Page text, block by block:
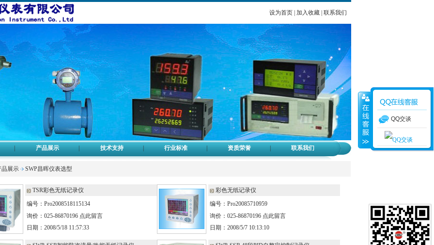
设为首页| 加入收藏| 联系我们
2
产品展示 技术支持 行业标准 资质荣誉 联系我们
品展示 SWP昌晖仪表选型
TSR彩色无纸记录仪
编号：Pro2008518115134
询价：025-86870196 点此留言
日期：2008/5/18 11:57:33
彩色无纸记录仪
编号：Pro20085710959
询价：025-86870196 点此留言
日期：2008/5/7 10:13:10
QQ交谈